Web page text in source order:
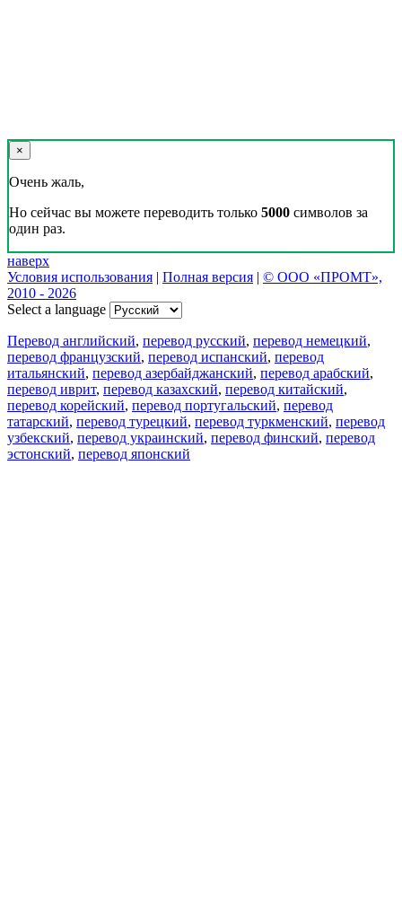
×
Очень жаль,
Но сейчас вы можете переводить только 5000 символов за
один раз.
наверх
Условия использования | Полная версия | © ООО «ПРОМТ»,
2010 - 2026
Select a language
Перевод английский, перевод русский, перевод немецкий,
перевод французский, перевод испанский, перевод
итальянский, перевод азербайджанский, перевод арабский,
перевод иврит, перевод казахский, перевод китайский,
перевод корейский, перевод португальский, перевод
татарский, перевод турецкий, перевод туркменский, перевод
узбекский, перевод украинский, перевод финский, перевод
эстонский, перевод японский